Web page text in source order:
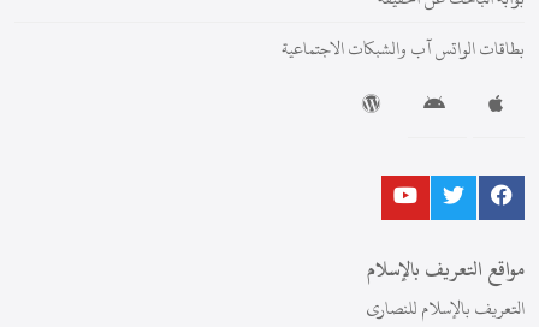
بطاقات الواتس آب والشبكات الاجتماعية
مواقع التعريف بالإسلام
التعريف بالإسلام للنصارى